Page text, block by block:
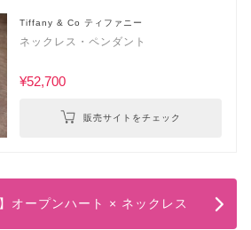
Tiffany & Co ティファニー
ネックレス・ペンダント
¥52,700
販売サイトをチェック
オープンハート × ネックレス